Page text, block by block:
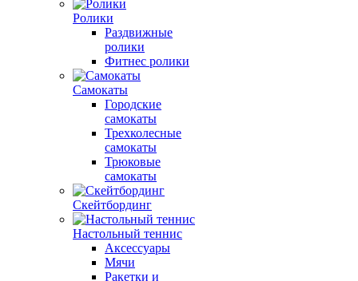
Ролики
Раздвижные
ролики
Фитнес ролики
Самокаты
Городские
самокаты
Трехколесные
самокаты
Трюковые
самокаты
Скейтбординг
Настольный теннис
Аксессуары
Мячи
Ракетки и